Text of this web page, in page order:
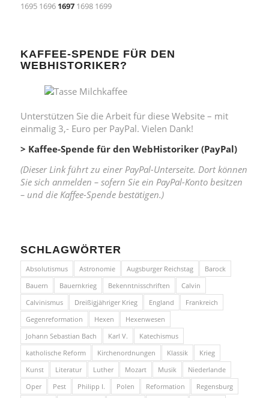
1695 1696 16971698 1699
KAFFEE-SPENDE FÜR DEN
WEBHISTORIKER?
Unterstützen Sie die Arbeit für diese Website – mit
einmalig 3,- Euro per PayPal. Vielen Dank!
> Kaffee-Spende für den WebHistoriker (PayPal)
(Dieser Link führt zu einer PayPal-Unterseite. Dort können
Sie sich anmelden – sofern Sie ein PayPal-Konto besitzen
– und die Kaffee-Spende bestätigen.)
SCHLAGWÖRTER
Absolutismus Astronomie Augsburger Reichstag
Barock
Bauern
Bauernkrieg Bekenntnisschriften
Calvin
Calvinismus
Dreißigjähriger Krieg England
Frankreich
Gegenreformation
Hexen
Hexenwesen
Johann Sebastian Bach
Karl V.
Katechismus
katholische Reform
Kirchenordnungen Klassik
Krieg
Kunst
Literatur Luther Mozart Musik
Niederlande
Oper
Pest Philipp I. Polen Reformation
Regensburg